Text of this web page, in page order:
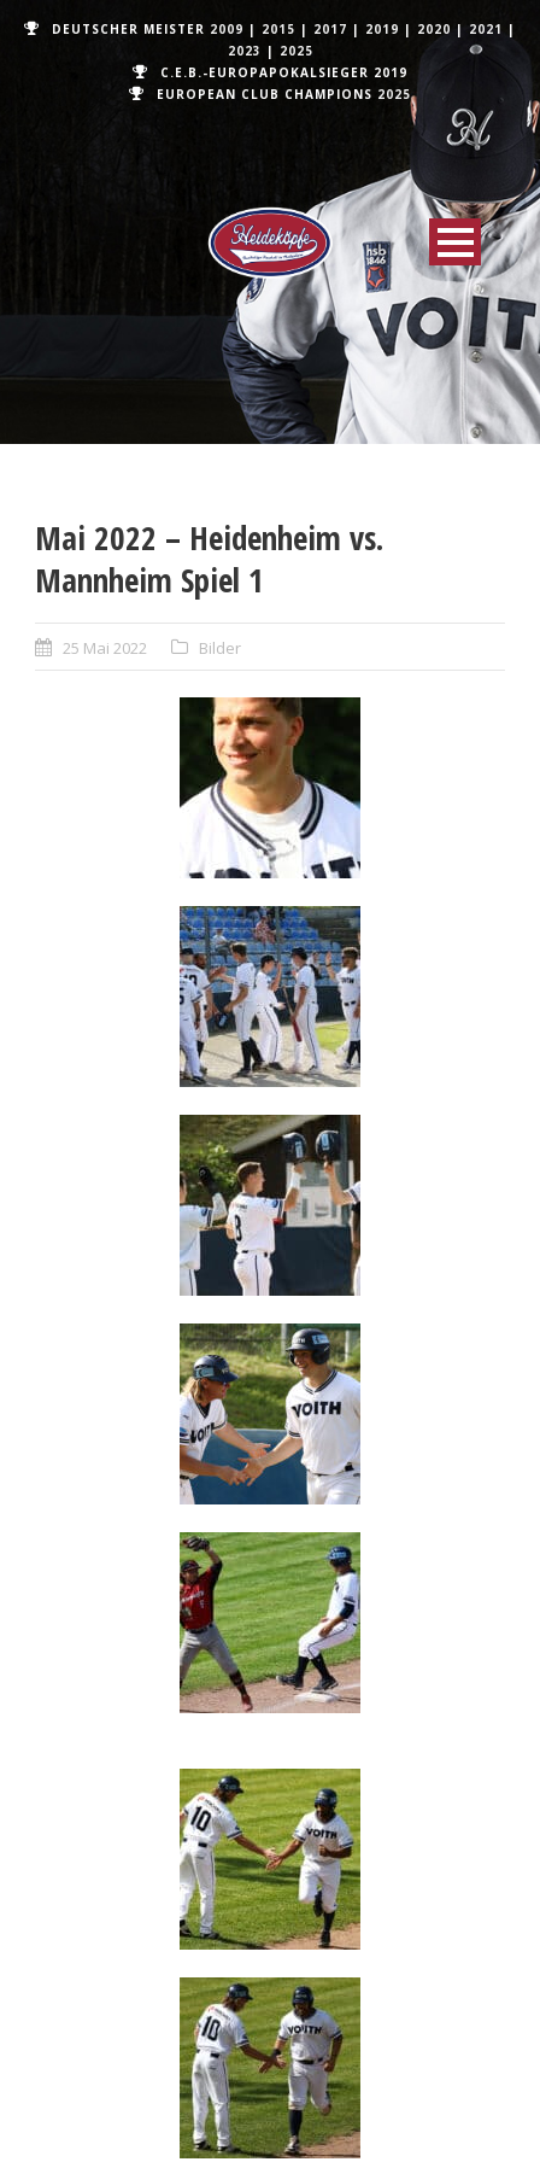
DEUTSCHER MEISTER 2009 | 2015 | 2017 | 2019 | 2020 | 2021 |
2023 | 2025
C.E.B.-EUROPAPOKALSIEGER 2019
EUROPEAN CLUB CHAMPIONS 2025
Mai 2022 – Heidenheim vs.
Mannheim Spiel 1
25 Mai 2022 Bilder